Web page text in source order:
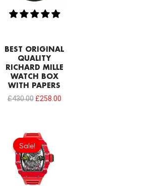
BEST ORIGINAL
QUALITY
RICHARD MILLE
WATCH BOX
WITH PAPERS
£430.00 £258.00
Sale!
Sale!
Original
price
was:
£1,032.00.